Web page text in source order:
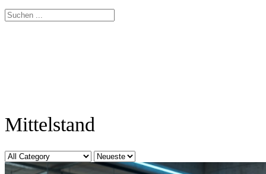
Suchen
nach:
Mittelstand
Kategorie
Sort
by